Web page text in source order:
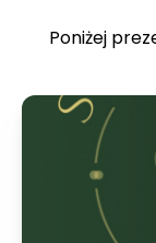
Poniżej